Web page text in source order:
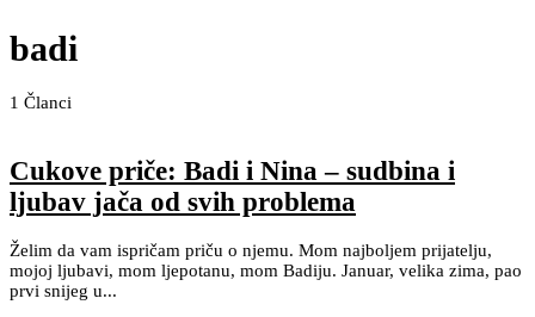
badi
1 Članci
Cukove priče: Badi i Nina – sudbina i
ljubav jača od svih problema
Želim da vam ispričam priču o njemu. Mom najboljem prijatelju,
mojoj ljubavi, mom ljepotanu, mom Badiju. Januar, velika zima, pao
prvi snijeg u...